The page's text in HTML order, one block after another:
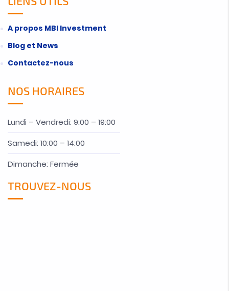
A propos MBI Investment
Blog et News
Contactez-nous
NOS HORAIRES
Lundi – Vendredi: 9:00 – 19:00
Samedi: 10:00 – 14:00
Dimanche: Fermée
TROUVEZ-NOUS